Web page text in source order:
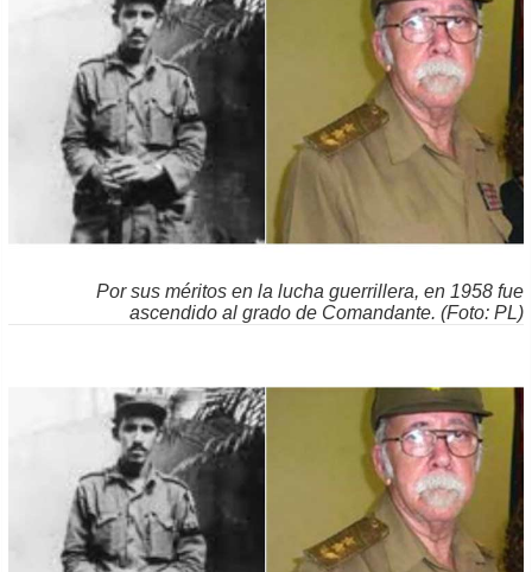
Por sus méritos en la lucha guerrillera, en 1958 fue
ascendido al grado de Comandante. (Foto: PL)